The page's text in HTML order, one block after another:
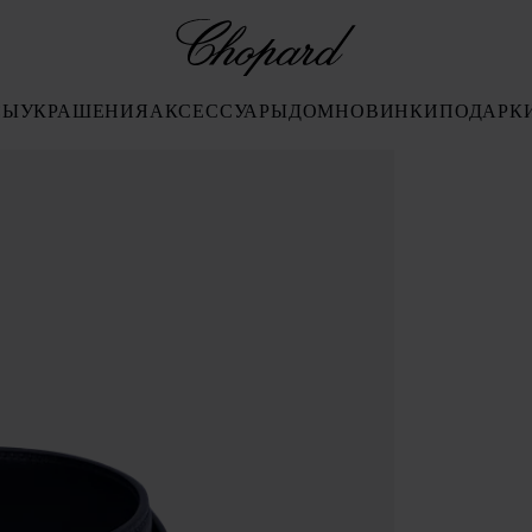
УКРАШЕНИЯАКСЕССУАРЫДОМНОВИНКИ